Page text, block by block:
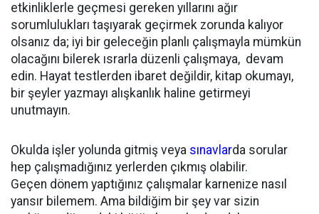
etkinliklerle geçmesi gereken yıllarını ağır
sorumlulukları taşıyarak geçirmek zorunda kalıyor
olsanız da; iyi bir geleceğin planlı çalışmayla mümkün
olacağını bilerek ısrarla düzenli çalışmaya, devam
edin. Hayat testlerden ibaret değildir, kitap okumayı,
bir şeyler yazmayı alışkanlık haline getirmeyi
unutmayın.
Okulda işler yolunda gitmiş veya sınavlarda sorular
hep çalışmadığınız yerlerden çıkmış olabilir.
Geçen dönem yaptığınız çalışmalar karnenize nasıl
yansır bilemem. Ama bildiğim bir şey var sizin